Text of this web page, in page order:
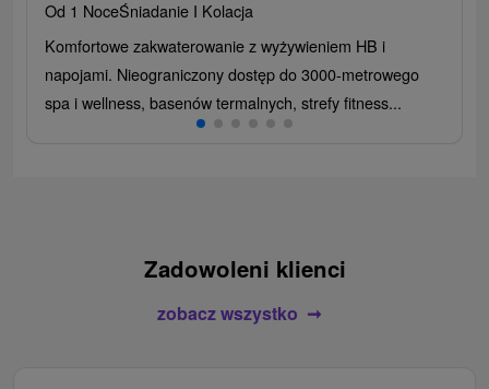
Od 1 NoceŚniadanie I Kolacja
Komfortowe zakwaterowanie z wyżywieniem HB i
napojami. Nieograniczony dostęp do 3000-metrowego
spa i wellness, basenów termalnych, strefy fitness...
Zadowoleni klienci
zobacz wszystko